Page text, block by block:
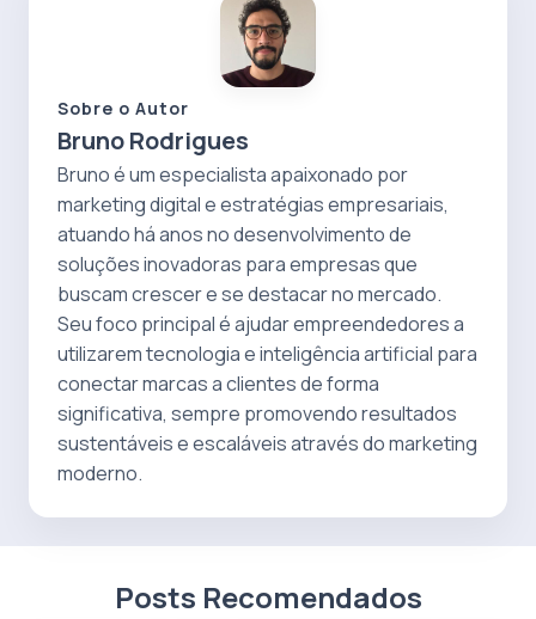
Sobre o Autor
Bruno Rodrigues
Bruno é um especialista apaixonado por
marketing digital e estratégias empresariais,
atuando há anos no desenvolvimento de
soluções inovadoras para empresas que
buscam crescer e se destacar no mercado.
Seu foco principal é ajudar empreendedores a
utilizarem tecnologia e inteligência artificial para
conectar marcas a clientes de forma
significativa, sempre promovendo resultados
sustentáveis e escaláveis através do marketing
moderno.
Posts Recomendados